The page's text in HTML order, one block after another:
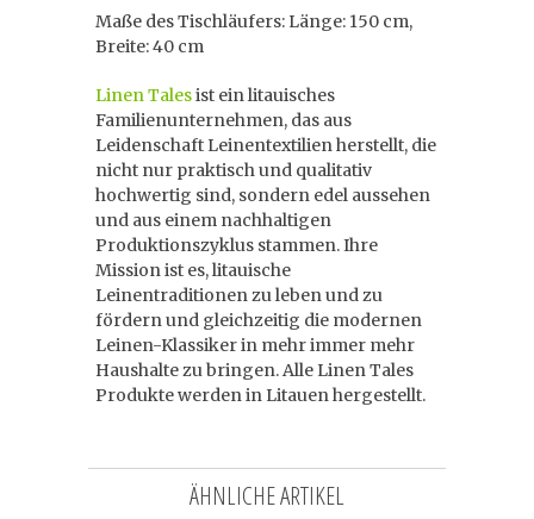
Maße des Tischläufers: Länge: 150 cm,
Breite: 40 cm
Linen Talesist ein litauisches
Familienunternehmen, das aus
Leidenschaft Leinentextilien herstellt, die
nicht nur praktisch und qualitativ
hochwertig sind, sondern edel aussehen
und aus einem nachhaltigen
Produktionszyklus stammen. Ihre
Mission ist es, litauische
Leinentraditionen zu leben und zu
fördern und gleichzeitig die modernen
Leinen-Klassiker in mehr immer mehr
Haushalte zu bringen. Alle Linen Tales
Produkte werden in Litauen hergestellt.
ÄHNLICHE ARTIKEL